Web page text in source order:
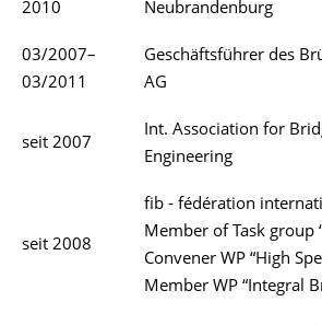
2010
Neubrandenburg
03/2007–
03/2011
Geschäftsführer des
AG
seit 2007
Int. Association for
Engineering
seit 2008
fib - fédération
Member of Task group
Convener WP “High
Member WP “Integral